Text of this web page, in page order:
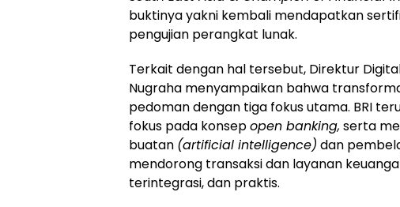
buktinya yakni kembali mendapatkan
pengujian perangkat lunak.
Terkait dengan hal tersebut, Direktur
Nugraha menyampaikan bahwa
pedoman dengan tiga fokus utama. BRI
fokus pada konsepopen banking, serta
buatan (artificial intelligence) dan
mendorong transaksi dan layanan
terintegrasi, dan praktis.